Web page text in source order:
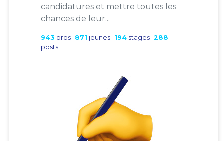
candidatures et mettre toutes les
chances de leur...
943 pros 871 jeunes 194 stages 288
posts